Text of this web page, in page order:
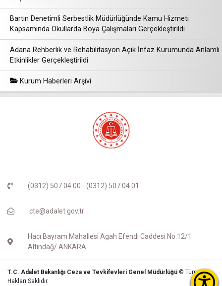
Bartın Denetimli Serbestlik Müdürlüğünde Kamu Hizmeti
Kapsamında Okullarda Boya Çalışmaları Gerçekleştirildi
Adana Rehberlik ve Rehabilitasyon Açık İnfaz Kurumunda Anlamlı
Etkinlikler Gerçekleştirildi
Kurum Haberleri Arşivi
(0312) 507 04 00 - (0312) 507 04 01
cte@adalet.gov.tr
Hacı Bayram Mahallesi Agah Efendi Caddesi No:12/1
Altındağ/ ANKARA
T.C. Adalet Bakanlığı Ceza ve Tevkifevleri Genel Müdürlüğü © Tüm
Hakları Saklıdır.